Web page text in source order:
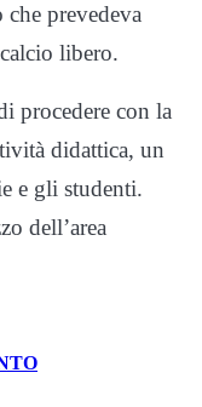
prevedeva
libero.
procedere con la
didattica, un
e gli studenti.
dell’area